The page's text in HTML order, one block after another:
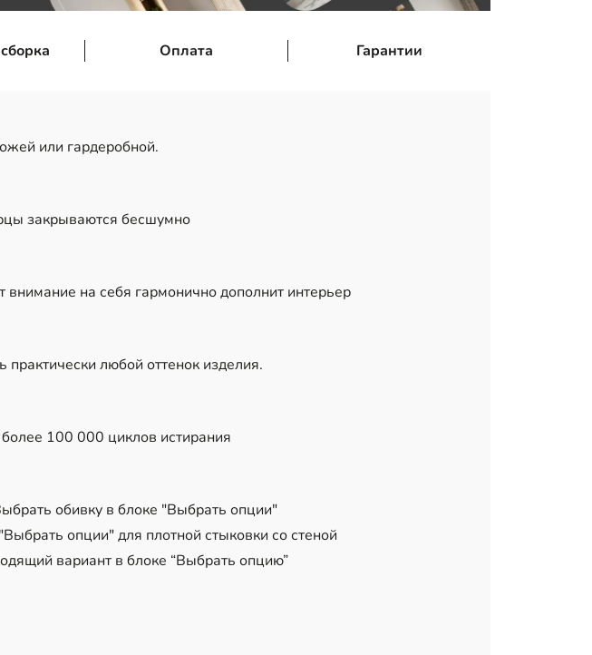
Оплата Гарантии
или гардеробной.
закрываются бесшумно
внимание на себя гармонично дополнит интерьер
любой оттенок изделия.
100 000 циклов истирания
обивку в блоке "Выбрать опции"
опции" для плотной стыковки со стеной
вариант в блоке “Выбрать опцию”